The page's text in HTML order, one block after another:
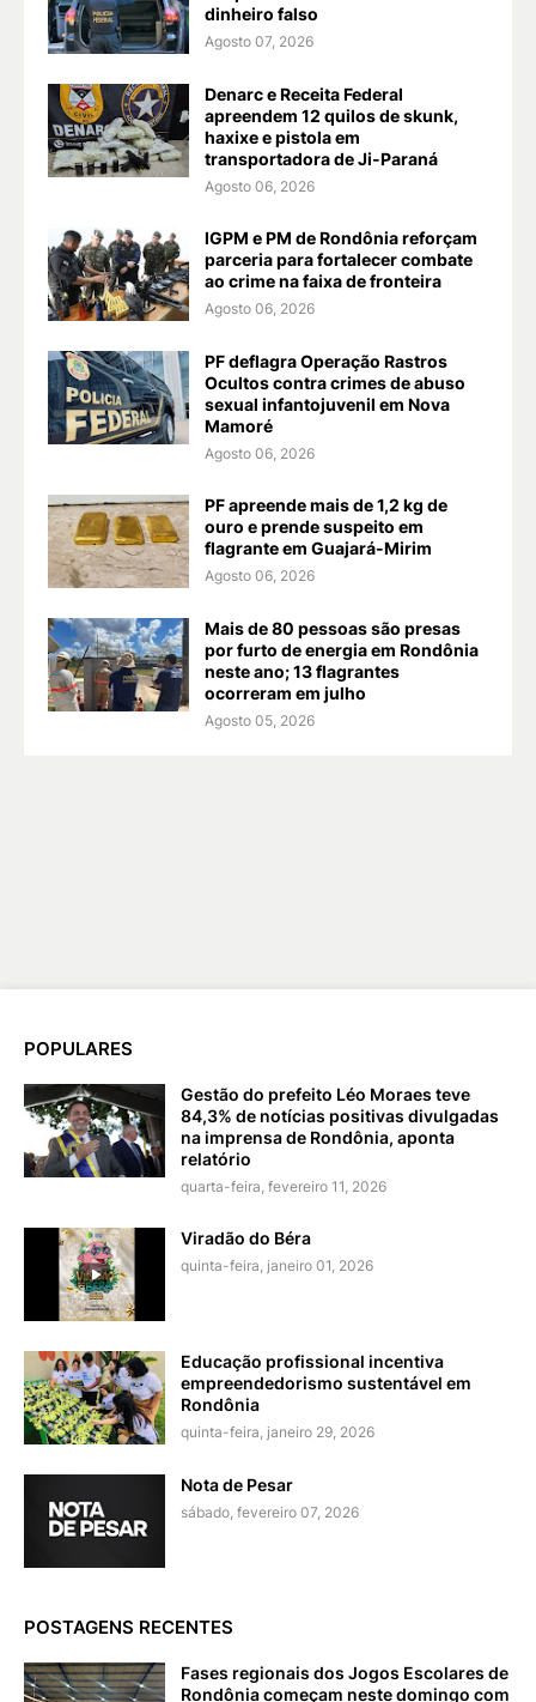
dinheiro falso
Agosto 07, 2026
Denarc e Receita Federal
apreendem 12 quilos de skunk,
haxixe e pistola em
transportadora de Ji-Paraná
Agosto 06, 2026
IGPM e PM de Rondônia reforçam
parceria para fortalecer combate
ao crime na faixa de fronteira
Agosto 06, 2026
PF deflagra Operação Rastros
Ocultos contra crimes de abuso
sexual infantojuvenil em Nova
Mamoré
Agosto 06, 2026
PF apreende mais de 1,2 kg de
ouro e prende suspeito em
flagrante em Guajará-Mirim
Agosto 06, 2026
Mais de 80 pessoas são presas
por furto de energia em Rondônia
neste ano; 13 flagrantes
ocorreram em julho
Agosto 05, 2026
POPULARES
Gestão do prefeito Léo Moraes teve
84,3% de notícias positivas divulgadas
na imprensa de Rondônia, aponta
relatório
quarta-feira, fevereiro 11, 2026
Viradão do Béra
quinta-feira, janeiro 01, 2026
Educação profissional incentiva
empreendedorismo sustentável em
Rondônia
quinta-feira, janeiro 29, 2026
Nota de Pesar
sábado, fevereiro 07, 2026
POSTAGENS RECENTES
Fases regionais dos Jogos Escolares de
Rondônia começam neste domingo com